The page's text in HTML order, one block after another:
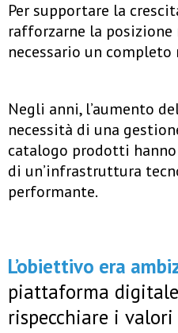
Per supportare la
rafforzarne la posizione
necessario un
Negli anni, l’aumento
necessità di una
catalogo prodotti
di un’infrastruttura
performante.
L’obiettivo era
piattaforma
rispecchiare i